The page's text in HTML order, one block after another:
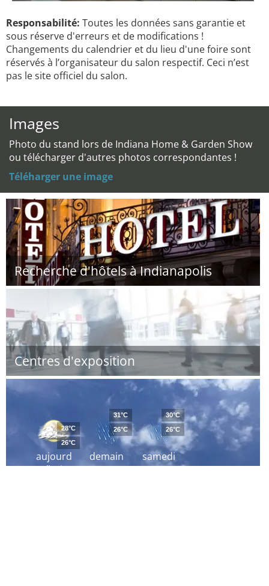
Responsabilité: Toutes les données sans garantie et
sous réserve d'erreurs et de modifications !
Changements du calendrier et du lieu d'une foire sont
réservés à l’organisateur du salon respectif. Ceci n’est
pas le site officiel du salon.
Images
Photo du stand lors de Indiana Home & Garden Show
ou télécharger d'autres photos correspondantes !
Téléharger une image
Recherche d'hôtels à Indianapolis
Centres d'exposition
aujourd
´hui
28°C
26°C
demain
31°C
26°C
samedi
30°C
26°C